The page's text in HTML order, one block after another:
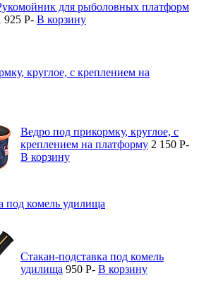
для рыболовных платформ
925 P- В корзину
круглое, с креплением на
Ведро под прикормку, круглое, с
креплением на платформу 2 150 P-
В корзину
под комель удилища
Стакан-подставка под комель
удилища 950 P- В корзину